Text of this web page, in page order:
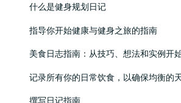
什么是健身规划日记
指导你开始健康与健身之旅的指南
美食日志指南：从技巧、想法和实例开
记录所有你的日常饮食，以确保均衡的
撰写日记指南